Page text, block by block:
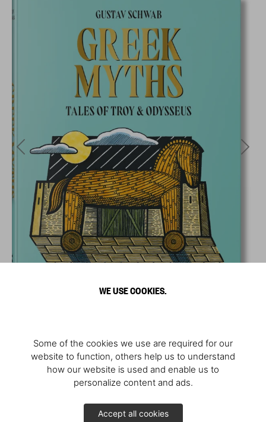
WE USE COOKIES.
Some of the cookies we use are required for our
website to function, others help us to understand
how our website is used and enable us to
personalize content and ads.
Accept all cookies